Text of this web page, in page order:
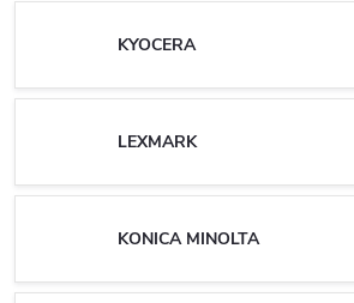
KYOCERA
LEXMARK
KONICA MINOLTA